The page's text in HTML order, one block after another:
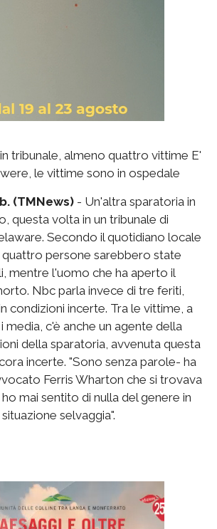
tribunale, almeno quattro vittime E'
le vittime sono in ospedale
(TMNews) - Un'altra sparatoria in
questa volta in un tribunale di
Secondo il quotidiano locale
quattro persone sarebbero state
mentre l'uomo che ha aperto il
Nbc parla invece di tre feriti,
condizioni incerte. Tra le vittime, a
media, c'è anche un agente della
della sparatoria, avvenuta questa
incerte. "Sono senza parole- ha
Ferris Wharton che si trovava
mai sentito di nulla del genere in
selvaggia".